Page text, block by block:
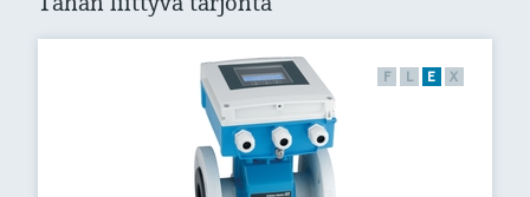
F L E X